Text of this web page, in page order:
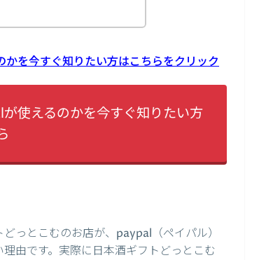
を今すぐ知りたい方はこちらをクリック
使えるのかを今すぐ知りたい方
っとこむのお店が、paypal（ペイパル）
由です。実際に日本酒ギフトどっとこむ